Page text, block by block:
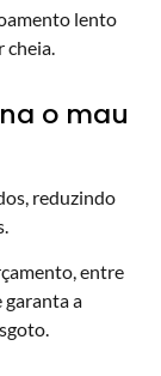
lento
cheia.
o mau
reduzindo
entre
garanta a